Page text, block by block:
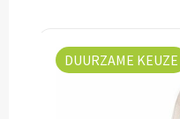
Custom made kleding
DUURZAME KEUZE